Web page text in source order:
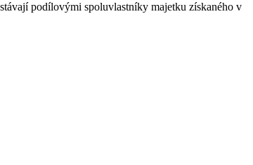
podílovými spoluvlastníky majetku získaného v